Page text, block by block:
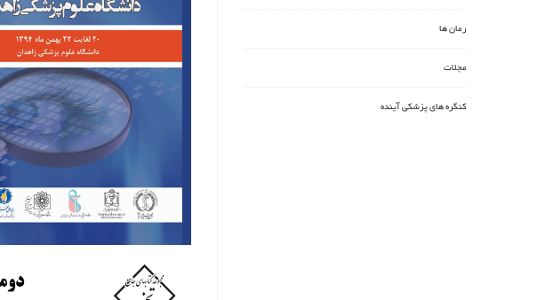
رمان ها
مجلات
کنگره های پزشکی آینده